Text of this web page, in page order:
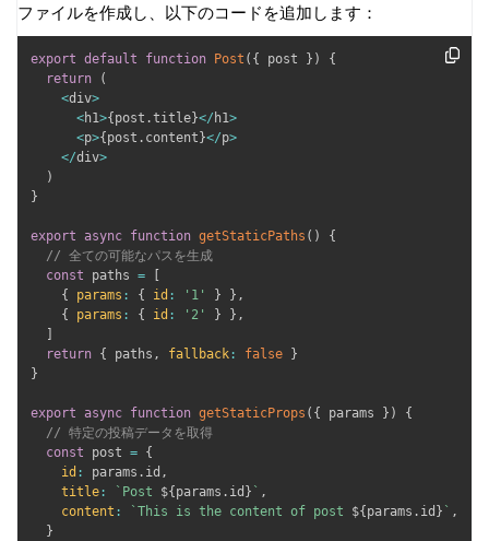
ファイルを作成し、以下のコードを追加します：
export default function Post ( { post } )
{
return
(
<div>
<h1>{ post .title}</ h1>
<p>{ post . content }</p>
</div>
)
}
export async function getStaticPaths ( )
{
// 全ての可能なパスを生成
const paths =
{
params : { id : '1' } } ,
{
params : { id : '2' } } ,
return { paths , fallback : false
}
}
export async function getStaticProps ( { params } )
{
// 特定の投稿データを取得
const post = {
id : params . id ,
title : ` Post ${ params . id } ` ,
content : ` This is the content of post ${ params . id } ` ,
}